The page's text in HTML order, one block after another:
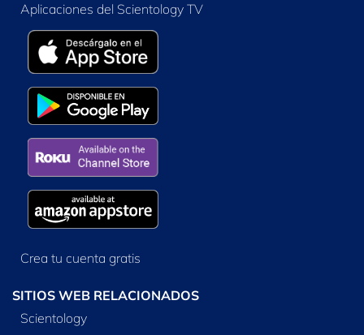
Aplicaciones del Scientology TV
Crea tu cuenta gratis
SITIOS WEB RELACIONADOS
Scientology